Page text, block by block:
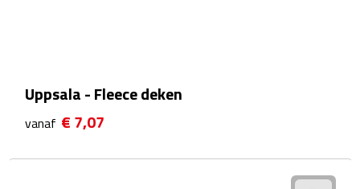
Drinkglazen
Glazen & karaffen
Dubbelwandige glazen
Uppsala - Fleece deken
vanaf € 7,07